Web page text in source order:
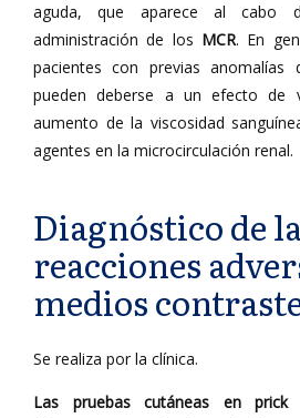
aguda, que aparece al
administración de los MCR. En
pacientes con previas
pueden deberse a un efecto de
aumento de la viscosidad
agentes en la microcirculación renal.
Diagnóstico de
reacciones
medios
Se realiza por la clínica.
Las pruebas cutáneas en prick